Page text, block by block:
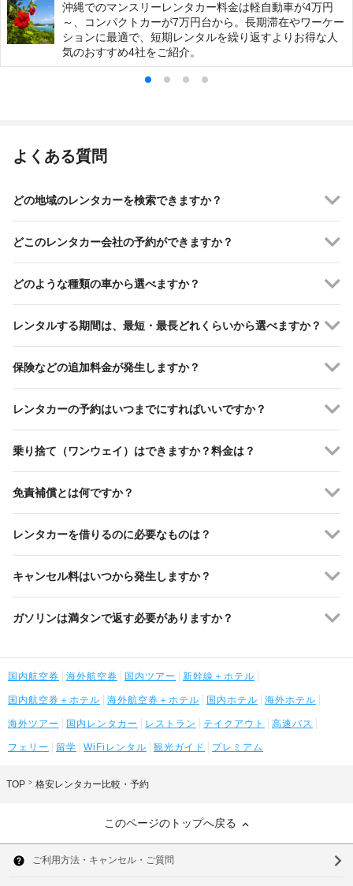
沖縄でのマンスリーレンタカー料金は軽自動車が4万円
～、コンパクトカーが7万円台から。長期滞在やワーケー
ションに最適で、短期レンタルを繰り返すよりお得な人
気のおすすめ4社をご紹介。
よくある質問
どの地域のレンタカーを検索できますか？
どこのレンタカー会社の予約ができますか？
どのような種類の車から選べますか？
レンタルする期間は、最短・最長どれくらいから選べますか？
保険などの追加料金が発生しますか？
レンタカーの予約はいつまでにすればいいですか？
乗り捨て（ワンウェイ）はできますか？料金は？
免責補償とは何ですか？
レンタカーを借りるのに必要なものは？
キャンセル料はいつから発生しますか？
ガソリンは満タンで返す必要がありますか？
国内航空券 海外航空券 国内ツアー 新幹線＋ホテル
国内航空券＋ホテル 海外航空券＋ホテル 国内ホテル 海外ホテル
海外ツアー 国内レンタカー レストラン テイクアウト 高速バス
フェリー 留学 WiFiレンタル 観光ガイド プレミアム
TOP 格安レンタカー比較・予約
このページのトップへ戻る